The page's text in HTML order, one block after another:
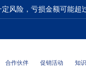
风险，亏损金额可能超
合作伙伴 促销活动 知识